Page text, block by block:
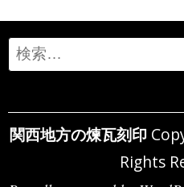
Search
for:
関西地方の煉瓦刻印
Rights